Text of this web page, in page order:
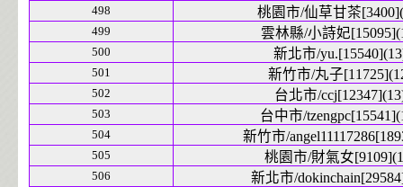
498 桃園市/仙草甘茶
499 雲林縣/小詩妃
500 新北市/
501 新竹市/丸子
502 台北市/
503 台中市/
504 新竹市/
505 桃園市/財氣女
506 新北市/